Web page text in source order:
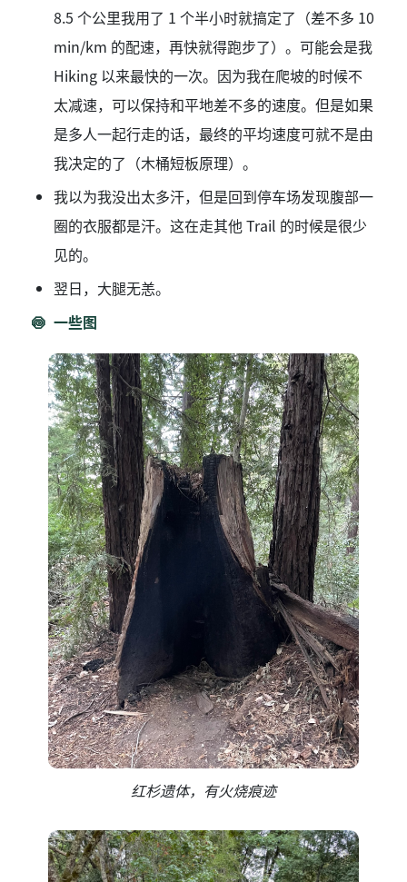
8.5 个公里我用了 1 个半小时就搞定了（差不多 10
min/km 的配速，再快就得跑步了）。可能会是我
Hiking 以来最快的一次。因为我在爬坡的时候不
太减速，可以保持和平地差不多的速度。但是如果
是多人一起行走的话，最终的平均速度可就不是由
我决定的了（木桶短板原理）。
我以为我没出太多汗，但是回到停车场发现腹部一
圈的衣服都是汗。这在走其他 Trail 的时候是很少
见的。
翌日，大腿无恙。
一些图
红杉遗体，有火烧痕迹